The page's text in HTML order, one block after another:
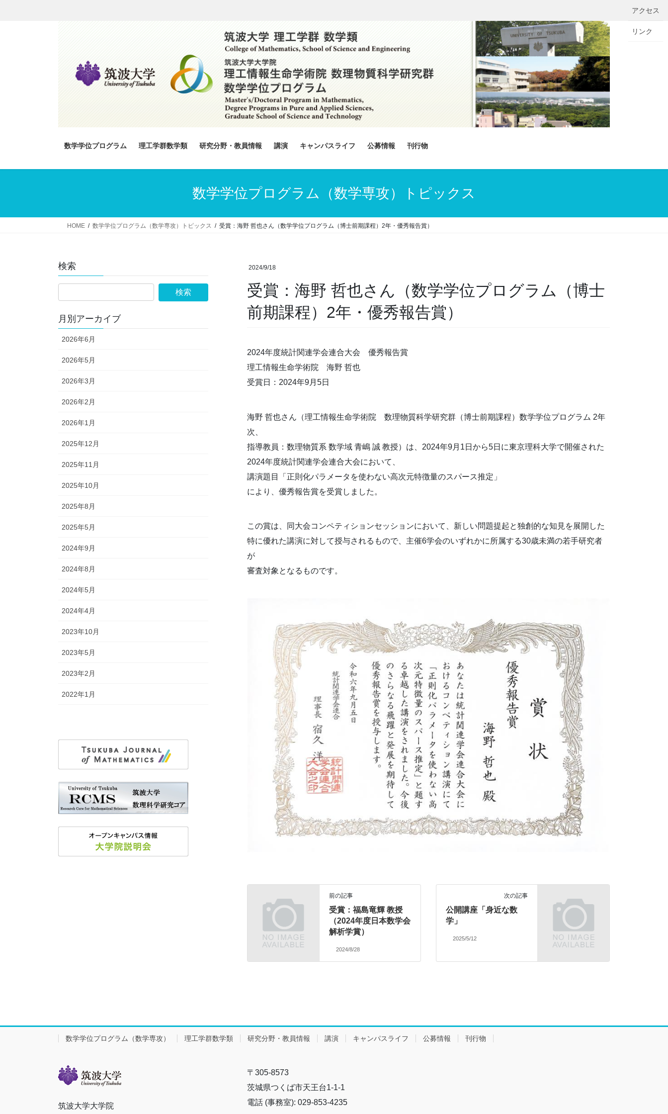
数学学位プログラム 理工学群数学類 研究分野・教員情報 講演 キャンパスライフ 公募情報 刊行物
数学学位プログラム（数学専攻）トピックス
HOME 数学学位プログラム（数学専攻）トピックス 受賞：海野 哲也さん（数学学位プログラム（博士前期課程）2年・優秀報告賞）
2024/9/18
受賞：海野 哲也さん（数学学位プログラム（博士
前期課程）2年・優秀報告賞）
2024年度統計関連学会連合大会 優秀報告賞
理工情報生命学術院 海野 哲也
受賞日：2024年9月5日
海野 哲也さん（理工情報生命学術院 数理物質科学研究群（博士前期課程）数学学位プログラム 2年
次、
指導教員：数理物質系 数学域 青嶋 誠 教授）は、2024年9月1日から5日に東京理科大学で開催された
2024年度統計関連学会連合大会において、
講演題目「正則化パラメータを使わない高次元特徴量のスパース推定」
により、優秀報告賞を受賞しました。
この賞は、同大会コンペティションセッションにおいて、新しい問題提起と独創的な知見を展開した
特に優れた講演に対して授与されるもので、主催6学会のいずれかに所属する30歳未満の若手研究者
が
審査対象となるものです。
前の記事
受賞：福島竜輝 教授
（2024年度日本数学会
解析学賞）
2024/8/28
次の記事
公開講座「身近な数
学」
2025/5/12
検索
月別アーカイブ
2026年6月
2026年5月
2026年3月
2026年2月
2026年1月
2025年12月
2025年11月
2025年10月
2025年8月
2025年5月
2024年9月
2024年8月
2024年5月
2024年4月
2023年10月
2023年5月
2023年2月
2022年1月
アクセス
リンク
数学学位プログラム（数学専攻） 理工学群数学類 研究分野・教員情報 講演 キャンパスライフ 公募情報 刊行物
筑波大学大学院
〒305-8573
茨城県つくば市天王台1-1-1
電話 (事務室): 029-853-4235